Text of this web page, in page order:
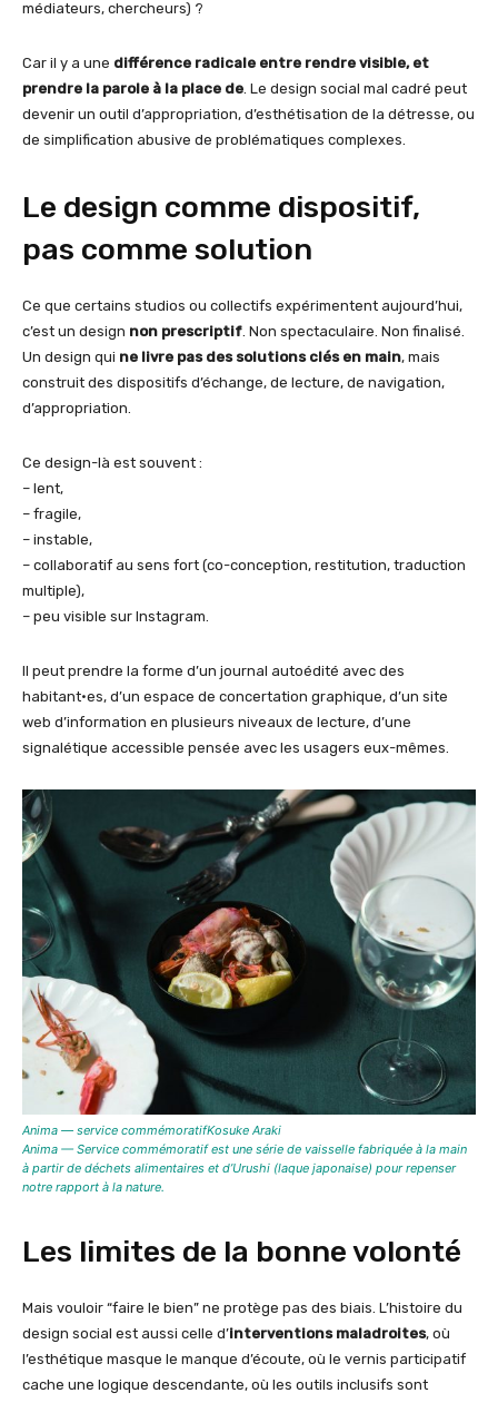
médiateurs, chercheurs) ?
Car il y a une différence radicale entre rendre visible, et
prendre la parole à la place de. Le design social mal cadré peut
devenir un outil d’appropriation, d’esthétisation de la détresse, ou
de simplification abusive de problématiques complexes.
Le design comme dispositif,
pas comme solution
Ce que certains studios ou collectifs expérimentent aujourd’hui,
c’est un design non prescriptif. Non spectaculaire. Non finalisé.
Un design qui ne livre pas des solutions clés en main, mais
construit des dispositifs d’échange, de lecture, de navigation,
d’appropriation.
Ce design-là est souvent :
– lent,
– fragile,
– instable,
– collaboratif au sens fort (co-conception, restitution, traduction
multiple),
– peu visible sur Instagram.
Il peut prendre la forme d’un journal autoédité avec des
habitant·es, d’un espace de concertation graphique, d’un site
web d’information en plusieurs niveaux de lecture, d’une
signalétique accessible pensée avec les usagers eux-mêmes.
Anima — service commémoratifKosuke Araki
Anima — Service commémoratif est une série de vaisselle fabriquée à la main
à partir de déchets alimentaires et d’Urushi (laque japonaise) pour repenser
notre rapport à la nature.​
Les limites de la bonne volonté
Mais vouloir “faire le bien” ne protège pas des biais. L’histoire du
design social est aussi celle d’interventions maladroites, où
l’esthétique masque le manque d’écoute, où le vernis participatif
cache une logique descendante, où les outils inclusifs sont